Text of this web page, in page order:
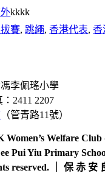
kkkk
賽, 跳繩,香港代表,香
李佩瑤小學
2411 2207
（管青路11號）
Women’s Welfare
Pui Yiu Primary
reserved. ｜ 保 赤 安